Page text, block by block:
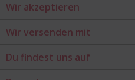
Wir akzeptieren
Wir versenden mit
Du findest uns auf